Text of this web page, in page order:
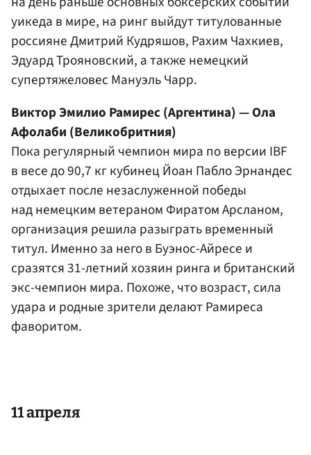
уикеда в мире, на ринг выйдут титулованные
россиянеДмитрий Кудряшов, Рахим Чахкиев,
Эдуард Трояновский, а также немецкий
супертяжеловес Мануэль Чарр.
Виктор Эмилио Рамирес (Аргентина) — Ола
Афолаби (Великобритния)
Пока регулярный чемпион мира по версии IBF
в весе до 90,7 кг кубинец Йоан Пабло Эрнандес
отдыхает после незаслуженной победы
над немецким ветераном Фиратом Арсланом,
организация решила разыграть временный
титул. Именно за него в Буэнос-Айресе и
сразятся 31-летний хозяин ринга и британский
экс-чемпион мира. Похоже, что возраст, сила
удара и родные зрители делают Рамиреса
фаворитом.
11 апреля